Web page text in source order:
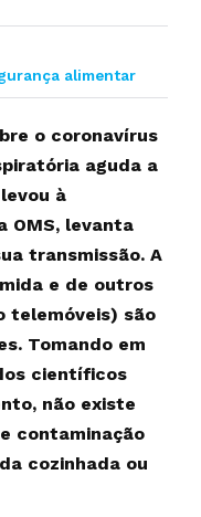
alimentar
o coronavírus
aguda a
à
OMS, levanta
transmissão. A
e de outros
telemóveis) são
Tomando em
científicos
não existe
contaminação
cozinhada ou